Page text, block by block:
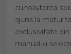
cunoașterea
ajuns la
exclusivitate
manual și